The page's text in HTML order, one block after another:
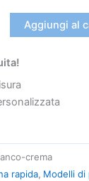
Aggiungi al
crema
rapida, Modelli di